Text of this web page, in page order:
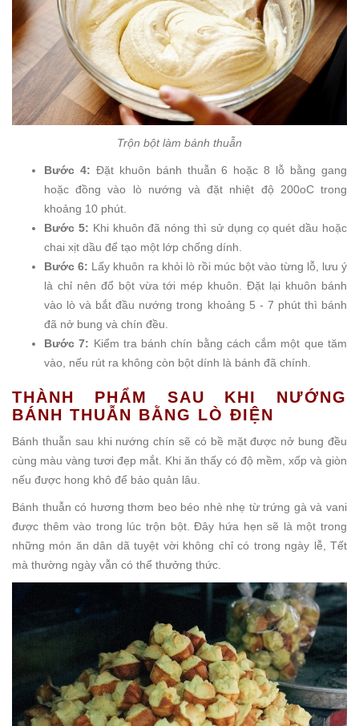
Trộn bột làm bánh thuẫn
Bước 4: Đặt khuôn bánh thuẫn 6 hoặc 8 lỗ bằng gang
hoặc đồng vào lò nướng và đặt nhiệt độ 200oC trong
khoảng 10 phút.
Bước 5: Khi khuôn đã nóng thì sử dụng cọ quét dầu hoặc
chai xịt dầu để tạo một lớp chống dính.
Bước 6: Lấy khuôn ra khỏi lò rồi múc bột vào từng lỗ, lưu ý
là chỉ nên đổ bột vừa tới mép khuôn. Đặt lại khuôn bánh
vào lò và bắt đầu nướng trong khoảng 5 - 7 phút thì bánh
đã nở bung và chín đều.
Bước 7: Kiểm tra bánh chín bằng cách cắm một que tăm
vào, nếu rút ra không còn bột dính là bánh đã chính.
THÀNH PHẨM SAU KHI NƯỚNG
BÁNH THUẪN BẰNG LÒ ĐIỆN
Bánh thuẫn sau khi nướng chín sẽ có bề mặt được nở bung đều
cùng màu vàng tươi đẹp mắt. Khi ăn thấy có độ mềm, xốp và giòn
nếu được hong khô để bảo quản lâu.
Bánh thuẫn có hương thơm beo béo nhè nhẹ từ trứng gà và vani
được thêm vào trong lúc trộn bột. Đây hứa hẹn sẽ là một trong
những món ăn dân dã tuyệt vời không chỉ có trong ngày lễ, Tết
mà thường ngày vẫn có thể thưởng thức.